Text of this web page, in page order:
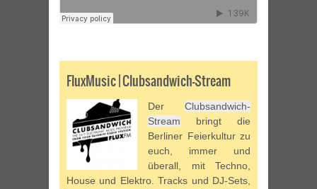
FluxMusic | Clubsandwich-Stream
Der Clubsandwich-
Stream bringt die
Berliner Feierkultur zu
euch, immer und
überall, mit Techno,
House und Elektro. Tracks und DJ-Sets,